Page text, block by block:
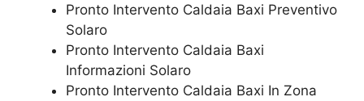
Pronto Intervento Caldaia Baxi Preventivo
Solaro
Pronto Intervento Caldaia Baxi
Informazioni Solaro
Pronto Intervento Caldaia Baxi In Zona